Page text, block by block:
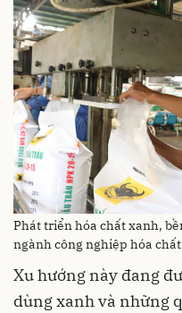
Phát triển hóa chất xanh,
ngành công nghiệp hóa
Xu hướng này đang
dùng xanh và những